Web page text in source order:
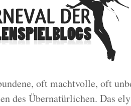
oft machtvolle, oft
des Übernatürlichen. Das